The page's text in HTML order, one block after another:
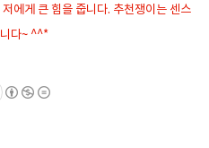
에게 큰 힘을 줍니다. 추천쟁이는 센스
다~ ^^*